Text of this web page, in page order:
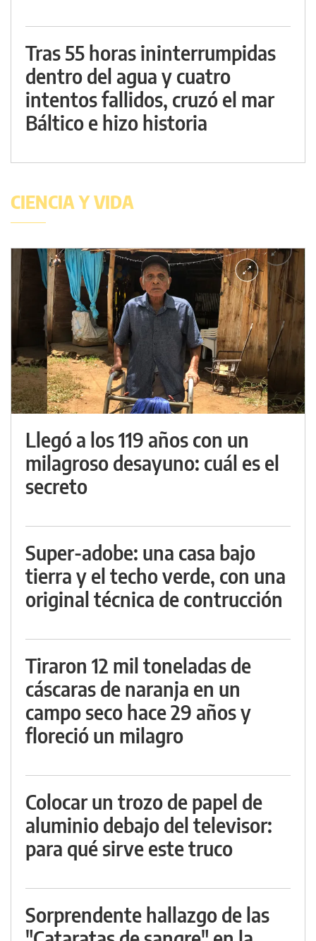
Tras 55 horas ininterrumpidas
dentro del agua y cuatro
intentos fallidos, cruzó el mar
Báltico e hizo historia
CIENCIA Y VIDA
Llegó a los 119 años con un
milagroso desayuno: cuál es el
secreto
Super-adobe: una casa bajo
tierra y el techo verde, con una
original técnica de contrucción
Tiraron 12 mil toneladas de
cáscaras de naranja en un
campo seco hace 29 años y
floreció un milagro
Colocar un trozo de papel de
aluminio debajo del televisor:
para qué sirve este truco
Sorprendente hallazgo de las